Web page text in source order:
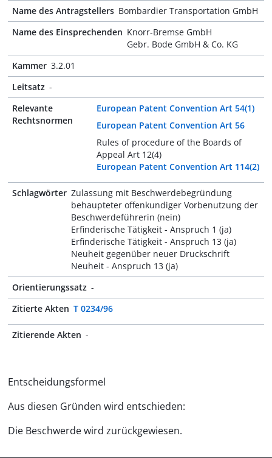
Name des Antragstellers Bombardier Transportation GmbH
Name des Einsprechenden Knorr-Bremse GmbH
Gebr. Bode GmbH & Co. KG
Kammer 3.2.01
Leitsatz -
Relevante
Rechtsnormen
European Patent Convention Art 54(1)
European Patent Convention Art 56
Rules of procedure of the Boards of
Appeal Art 12(4)
European Patent Convention Art 114(2)
Schlagwörter Zulassung mit Beschwerdebegründung
behaupteter offenkundiger Vorbenutzung der
Beschwerdeführerin (nein)
Erfinderische Tätigkeit - Anspruch 1 (ja)
Erfinderische Tätigkeit - Anspruch 13 (ja)
Neuheit gegenüber neuer Druckschrift
Neuheit - Anspruch 13 (ja)
Orientierungssatz -
Zitierte Akten T 0234/96
Zitierende Akten -
Entscheidungsformel
Aus diesen Gründen wird entschieden:
Die Beschwerde wird zurückgewiesen.